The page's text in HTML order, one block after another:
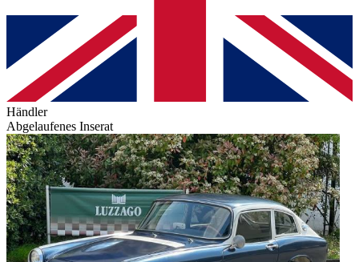
Händler
Abgelaufenes Inserat